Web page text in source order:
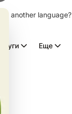
another language?
Услуги Еще